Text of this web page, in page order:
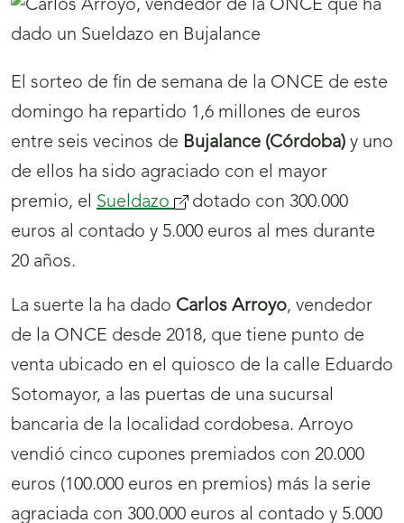
El sorteo de fin de semana de la ONCE de este
domingo ha repartido 1,6 millones de euros
entre seis vecinos de Bujalance (Córdoba) y uno
de ellos ha sido agraciado con el mayor
premio, el Sueldazo (se
abrirá
ventana)
dotado con 300.000
euros al contado y 5.000 euros al mes durante
20 años.
La suerte la ha dado Carlos Arroyo, vendedor
de la ONCE desde 2018, que tiene punto de
venta ubicado en el quiosco de la calle Eduardo
Sotomayor, a las puertas de una sucursal
bancaria de la localidad cordobesa. Arroyo
vendió cinco cupones premiados con 20.000
euros (100.000 euros en premios) más la serie
agraciada con 300.000 euros al contado y 5.000